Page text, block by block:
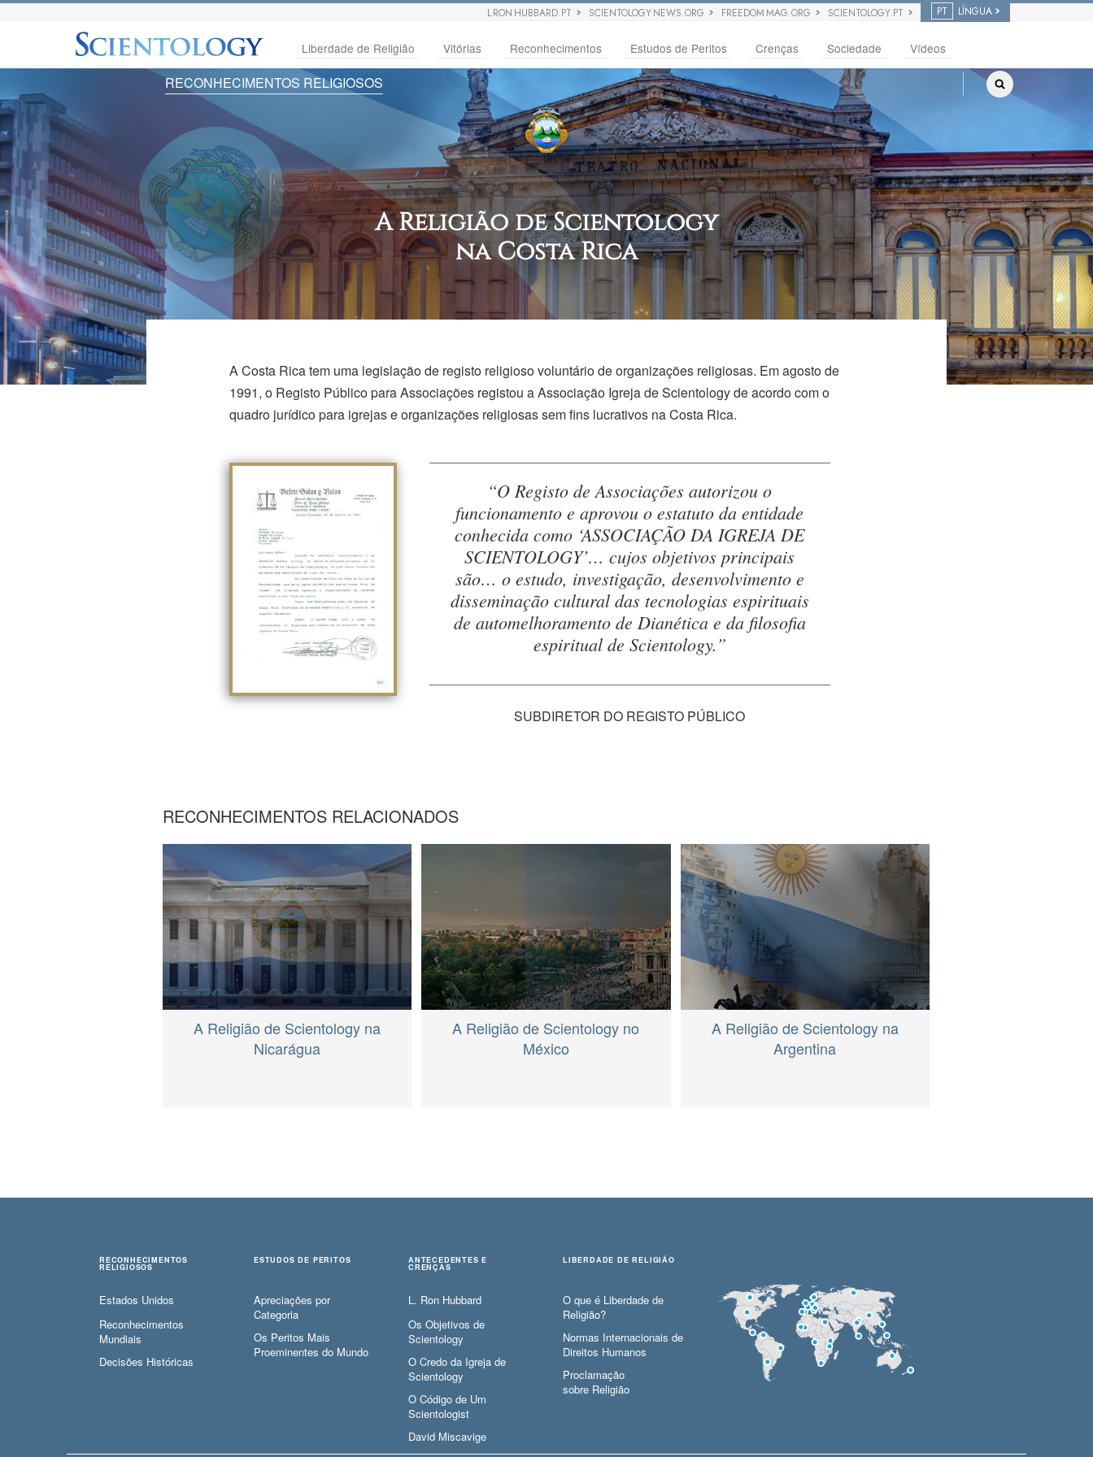
L RON HUBBARD.PT SCIENTOLOGY NEWS.ORG FREEDOM MAG.ORG SCIENTOLOGY.PT PT LÍNGUA
Liberdade de Religião Vitórias Reconhecimentos Estudos de Peritos Crenças Sociedade Vídeos
RECONHECIMENTOS RELIGIOSOS
A Religião de Scientology
na Costa Rica
A Costa Rica tem uma legislação de registo religioso voluntário de organizações religiosas. Em agosto de
1991, o Registo Público para Associações registou a Associação Igreja de Scientology de acordo com o
quadro jurídico para igrejas e organizações religiosas sem fins lucrativos na Costa Rica.
“O Registo de Associações autorizou o
funcionamento e aprovou o estatuto da entidade
conhecida como ‘ASSOCIAÇÃO DA IGREJA DE
SCIENTOLOGY’… cujos objetivos principais
são… o estudo, investigação, desenvolvimento e
disseminação cultural das tecnologias espirituais
de automelhoramento de Dianética e da filosofia
espiritual de Scientology.”
SUBDIRETOR DO REGISTO PÚBLICO
RECONHECIMENTOS RELACIONADOS
A Religião de Scientology na
Nicarágua
A Religião de Scientology no
México
A Religião de Scientology na
Argentina
RECONHECIMENTOS
RELIGIOSOS
Estados Unidos
Reconhecimentos
Mundiais
Decisões Históricas
ESTUDOS DE PERITOS
Apreciações por
Categoria
Os Peritos Mais
Proeminentes do Mundo
ANTECEDENTES E
CRENÇAS
L. Ron Hubbard
Os Objetivos de
Scientology
O Credo da Igreja de
Scientology
O Código de Um
Scientologist
David Miscavige
LIBERDADE DE RELIGIÃO
O que é Liberdade de
Religião?
Normas Internacionais de
Direitos Humanos
Proclamação
sobre Religião